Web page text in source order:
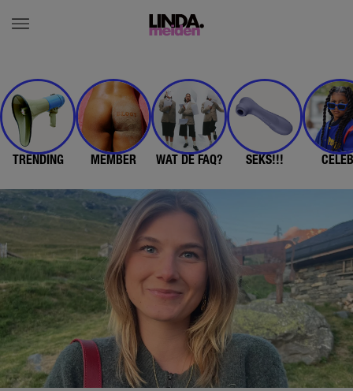
TRENDING MEMBER WAT DE FAQ? SEKS!!!